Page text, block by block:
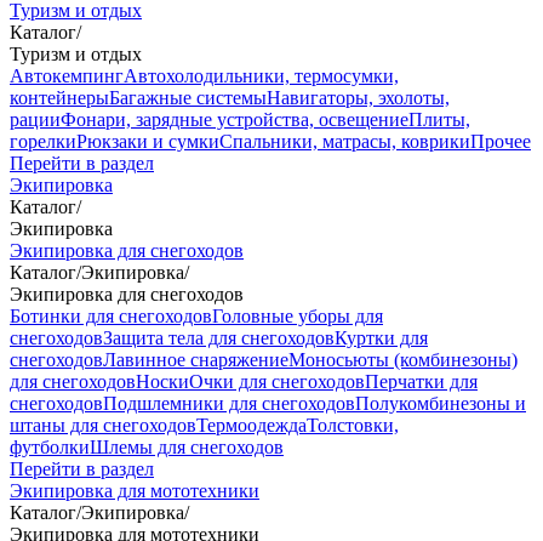
Туризм и отдых
Каталог/
Туризм и отдых
АвтокемпингАвтохолодильники, термосумки,
контейнерыБагажные системыНавигаторы, эхолоты,
рацииФонари, зарядные устройства, освещениеПлиты,
горелкиРюкзаки и сумкиСпальники, матрасы, коврикиПрочее
Перейти в раздел
Экипировка
Каталог/
Экипировка
Экипировка для снегоходов
Каталог/Экипировка/
Экипировка для снегоходов
Ботинки для снегоходовГоловные уборы для
снегоходовЗащита тела для снегоходовКуртки для
снегоходовЛавинное снаряжениеМоносьюты (комбинезоны)
для снегоходовНоскиОчки для снегоходовПерчатки для
снегоходовПодшлемники для снегоходовПолукомбинезоны и
штаны для снегоходовТермоодеждаТолстовки,
футболкиШлемы для снегоходов
Перейти в раздел
Экипировка для мототехники
Каталог/Экипировка/
Экипировка для мототехники